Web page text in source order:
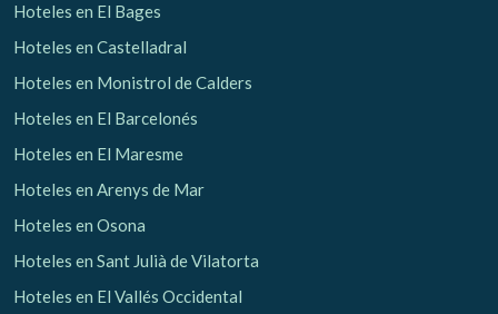
Hoteles en El Bages
Hoteles en Castelladral
Hoteles en Monistrol de Calders
Hoteles en El Barcelonés
Hoteles en El Maresme
Hoteles en Arenys de Mar
Hoteles en Osona
Hoteles en Sant Julià de Vilatorta
Hoteles en El Vallés Occidental